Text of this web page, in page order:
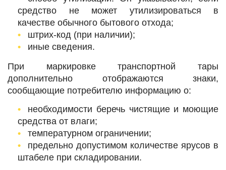
средство не может утилизироваться в
качестве обычного бытового отхода;
штрих-код (при наличии);
иные сведения.
При маркировке транспортной тары
дополнительно отображаются знаки,
сообщающие потребителю информацию о:
необходимости беречь чистящие и моющие
средства от влаги;
температурном ограничении;
предельно допустимом количестве ярусов в
штабеле при складировании.